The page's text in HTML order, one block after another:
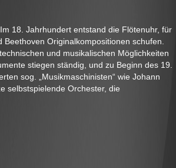
Im 18. Jahrhundert entstand die Flötenuhr, für
Beethoven Originalkompositionen schufen.
und musikalischen Möglichkeiten
stiegen ständig, und zu Beginn des 19.
sog. „Musikmaschinisten“ wie Johann
selbstspielende Orchester, die